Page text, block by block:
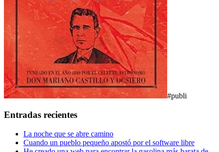
#publi
Entradas recientes
La noche que se abre camino
Cuando un pueblo pequeño apostó por el software libre